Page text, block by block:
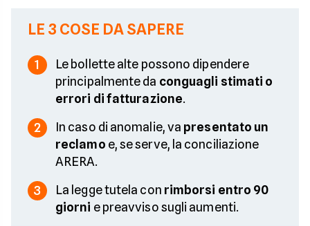
LE 3 COSE DA SAPERE
1
Le bollette alte possono dipendere
principalmente da conguagli stimati o
errori di fatturazione.
2 In caso di anomalie, va presentato un
reclamo e, se serve, la conciliazione
ARERA.
3 La legge tutela con rimborsi entro 90
giorni e preavviso sugli aumenti.